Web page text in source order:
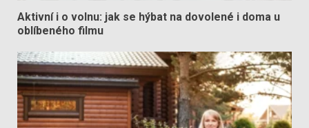
Aktivní i o volnu: jak se hýbat na dovolené i doma u
oblíbeného filmu